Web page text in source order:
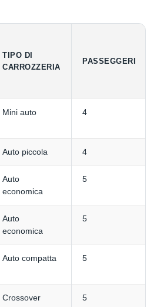
TIPO DI
CARROZZERIA
PASSEGGERI
Mini auto 4
Auto piccola 4
Auto
economica
5
Auto
economica
5
Auto compatta 5
Crossover 5